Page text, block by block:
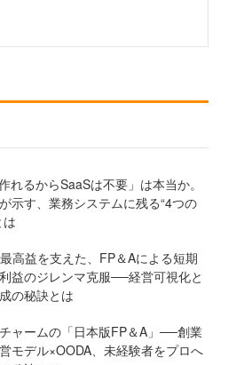
れるからSaaSは不要」は本当か。
示す、業務システムに残る“4つの
は
高益を支えた、FP＆Aによる短期
益のジレンマ克服──経営可視化と
の秘訣とは
ャームの「日本版FP＆A」──創業
モデル×OODA、未経験者をプロへ